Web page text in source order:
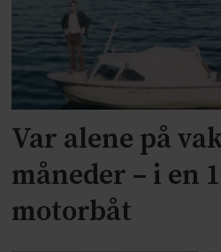
Var alene på
måneder – i en
motorbåt